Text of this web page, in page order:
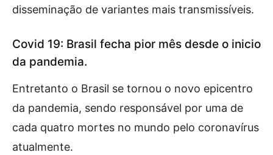
disseminação de variantes mais transmissíveis.
Covid 19: Brasil fecha pior mês desde o inicio
da pandemia.
Entretanto o Brasil se tornou o novo epicentro
da pandemia, sendo responsável por uma de
cada quatro mortes no mundo pelo coronavírus
atualmente.